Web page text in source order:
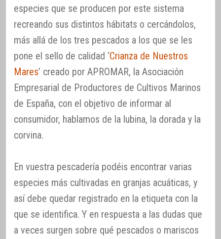
especies que se producen por este sistema
recreando sus distintos hábitats o cercándolos,
más allá de los tres pescados a los que se les
pone el sello de calidad ‘Crianza de Nuestros
Mares’ creado por APROMAR, la Asociación
Empresarial de Productores de Cultivos Marinos
de España, con el objetivo de informar al
consumidor, hablamos de la lubina, la dorada y la
corvina.
En vuestra pescadería podéis encontrar varias
especies más cultivadas en granjas acuáticas, y
así debe quedar registrado en la etiqueta con la
que se identifica. Y en respuesta a las dudas que
a veces surgen sobre qué pescados o mariscos